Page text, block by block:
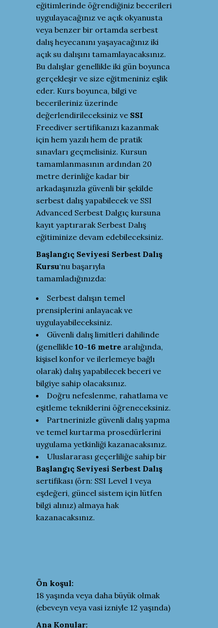
eğitimlerinde öğrendiğiniz becerileri
uygulayacağınız ve açık okyanusta
veya benzer bir ortamda serbest
dalış heyecanını yaşayacağınız iki
açık su dalışını tamamlayacaksınız.
Bu dalışlar genellikle iki gün boyunca
gerçekleşir ve size eğitmeniniz eşlik
eder. Kurs boyunca, bilgi ve
becerileriniz üzerinde
değerlendirileceksiniz ve SSI
Freediver sertifikanızı kazanmak
için hem yazılı hem de pratik
sınavları geçmelisiniz. Kursun
tamamlanmasının ardından 20
metre derinliğe kadar bir
arkadaşınızla güvenli bir şekilde
serbest dalış yapabilecek ve SSI
Advanced Serbest Dalgıç kursuna
kayıt yaptırarak Serbest Dalış
eğitiminize devam edebileceksiniz.
Başlangıç Seviyesi Serbest Dalış
Kursu‘nu başarıyla
tamamladığınızda:
Serbest dalışın temel
prensiplerini anlayacak ve
uygulayabileceksiniz.
Güvenli dalış limitleri dahilinde
(genellikle 10-16 metre aralığında,
kişisel konfor ve ilerlemeye bağlı
olarak) dalış yapabilecek beceri ve
bilgiye sahip olacaksınız.
Doğru nefeslenme, rahatlama ve
eşitleme tekniklerini öğreneceksiniz.
Partnerinizle güvenli dalış yapma
ve temel kurtarma prosedürlerini
uygulama yetkinliği kazanacaksınız.
Uluslararası geçerliliğe sahip bir
Başlangıç Seviyesi Serbest Dalış
sertifikası (örn: SSI Level 1 veya
eşdeğeri, güncel sistem için lütfen
bilgi alınız) almaya hak
kazanacaksınız.
Ön koşul:
18 yaşında veya daha büyük olmak
(ebeveyn veya vasi izniyle 12 yaşında)
Ana Konular: